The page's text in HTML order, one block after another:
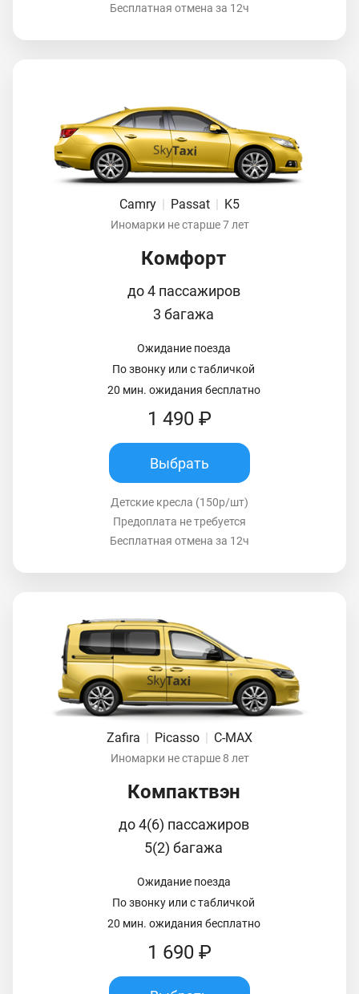
Бесплатная отмена за 12ч
Camry Passat K5
Иномарки не старше 7 лет
Комфорт
до 4 пассажиров
3 багажа
Ожидание поезда
По звонку или с табличкой
20 мин. ожидания бесплатно
1 490 ₽
Выбрать
Детские кресла (150р/шт)
Предоплата не требуется
Бесплатная отмена за 12ч
Zafira | Picasso | C-MAX
Иномарки не старше 8 лет
Компактвэн
до 4(6) пассажиров
5(2) багажа
Ожидание поезда
По звонку или с табличкой
20 мин. ожидания бесплатно
1 690 ₽